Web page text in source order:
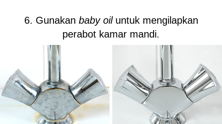
6. Gunakan baby oiluntuk mengilapkan
perabot kamar mandi.